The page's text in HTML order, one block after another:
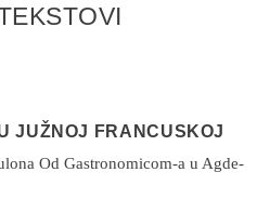
JUŽNOJ FRANCUSKOJ
Od Gastronomicom-a u Agde-